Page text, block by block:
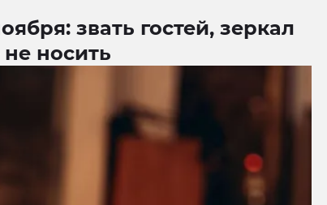
звать гостей, зеркал
не носить